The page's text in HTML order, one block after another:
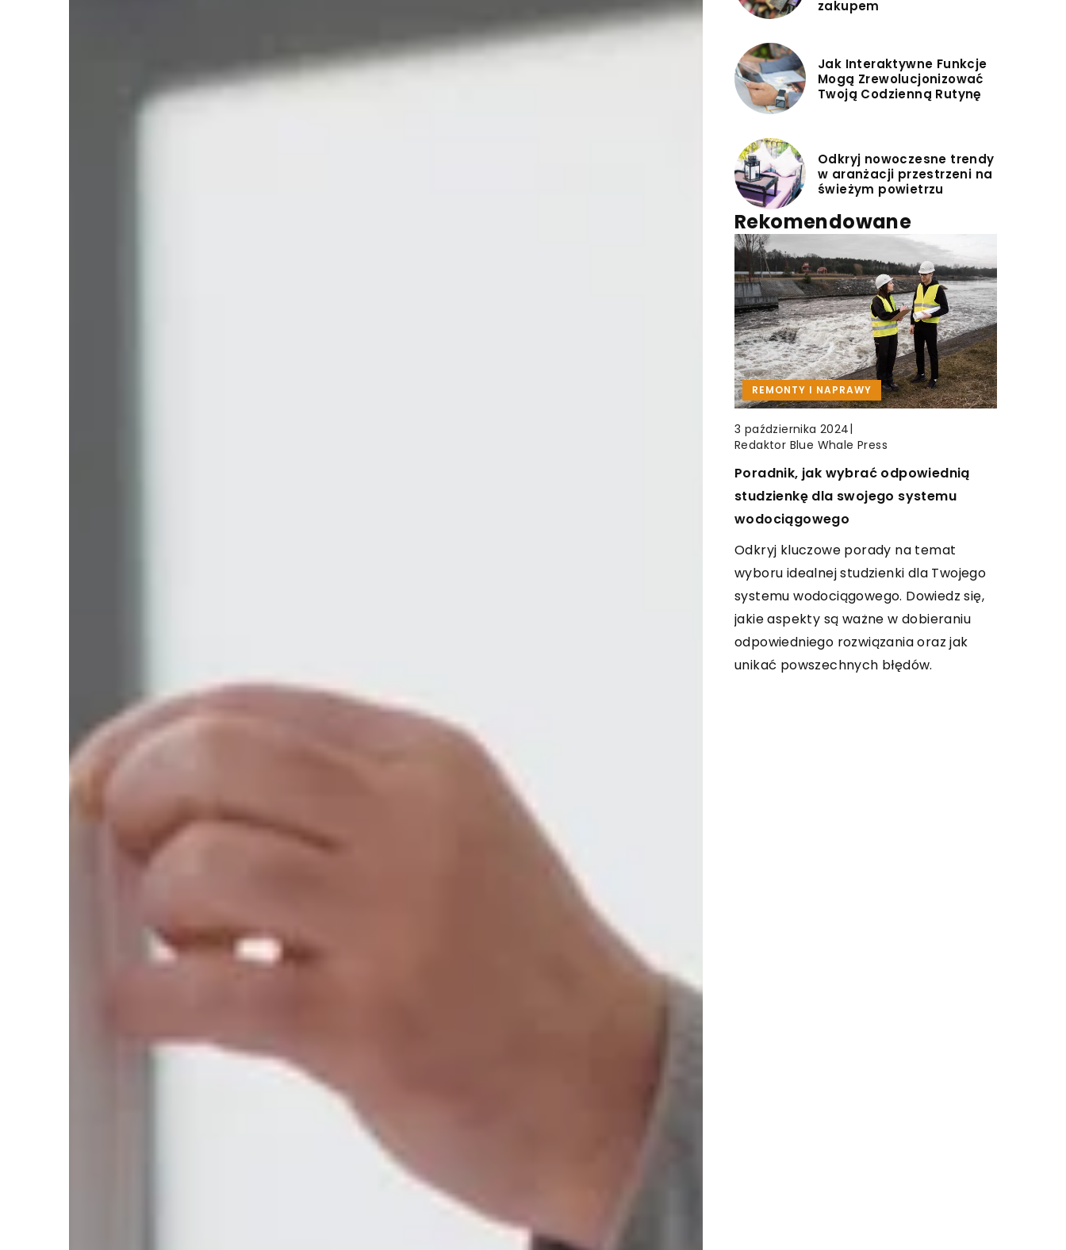
zakupem
Jak Interaktywne Funkcje
Mogą Zrewolucjonizować
Twoją Codzienną Rutynę
Odkryj nowoczesne trendy
w aranżacji przestrzeni na
świeżym powietrzu
Rekomendowane
MEBLE I DEKORACJE
MEBLE TARASOWE I OGRODOWE
13 lipca 2026|Redaktor Blue Whale Press
aranżacji przestrzeni na świeżym
powietrzu
zagospodarowanie przestrzeni na
zewnątrz. Dowiedz się, jak łączyć style,
materiały i elementy dekoracyjne, aby
stworzyć wyjątkowe miejsce na
świeżym powietrzu.
REMONTY I NAPRAWY
21 marca 2024 |Dagmara Szulc
do potrzeb Twojego domu?
Wybór odpowiednich okien i drzwi może
Twojego domu. Dowiedz się, na co
zwrócić uwagę, aby zrobić najlepszy
wybór.
REMONTY I NAPRAWY
3 października 2024|
Redaktor Blue Whale Press
Poradnik, jak wybrać odpowiednią
studzienkę dla swojego systemu
wodociągowego
Odkryj kluczowe porady na temat
wyboru idealnej studzienki dla Twojego
systemu wodociągowego. Dowiedz się,
jakie aspekty są ważne w dobieraniu
odpowiedniego rozwiązania oraz jak
unikać powszechnych błędów.